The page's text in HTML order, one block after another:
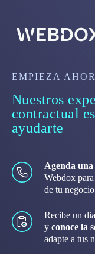
EMPIEZA
Nuestros
contractual
ayudarte
Agenda una
Webdox
de tu
Recibe un
y conoce la
adapte a tus